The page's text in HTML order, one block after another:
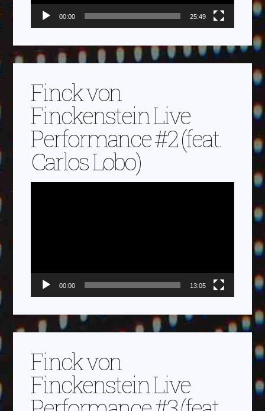
00:00 25:49
Finck von
Finckenstein Live
Performance #2 (feat.
Carlos Lobo)
00:00 13:05
Finck von
Finckenstein Live